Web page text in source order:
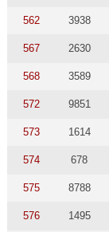
562 3938
567 2630
568 3589
572 9851
573 1614
574 678
575 8788
576 1495